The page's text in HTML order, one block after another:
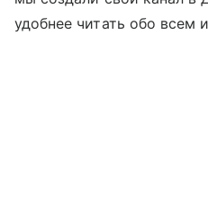
удобнее читать обо всем